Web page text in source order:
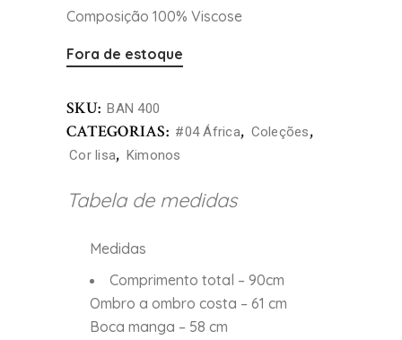
Composição 100% Viscose
Fora de estoque
SKU: BAN 400
CATEGORIAS: #04 África, Coleções,
Cor lisa, Kimonos
Tabela de medidas
Medidas
Comprimento total – 90cm
Ombro a ombro costa – 61 cm
Boca manga – 58 cm